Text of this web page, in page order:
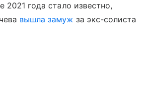
2021 года стало известно,
вышла замуж за экс-солиста